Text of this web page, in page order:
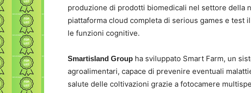
produzione di prodotti biomedicali nel settore della
piattaforma cloud completa di serious games e test
le funzioni cognitive.
Smartisland Group ha sviluppato Smart Farm, un
agroalimentari, capace di prevenire eventuali
salute delle coltivazioni grazie a fotocamere